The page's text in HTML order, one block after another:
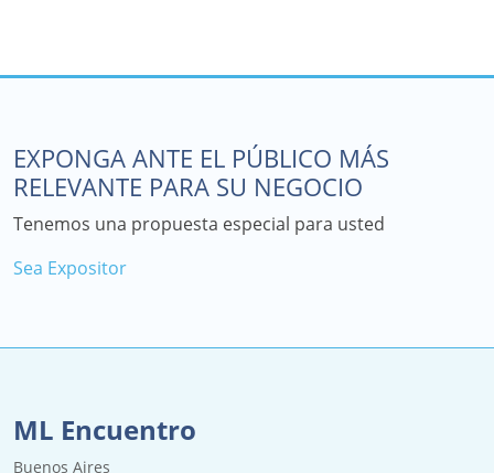
EXPONGA ANTE EL PÚBLICO MÁS
RELEVANTE PARA SU NEGOCIO
Tenemos una propuesta especial para usted
Sea Expositor
ML Encuentro
Buenos Aires